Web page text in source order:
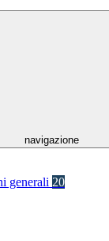
navigazione
generali 20